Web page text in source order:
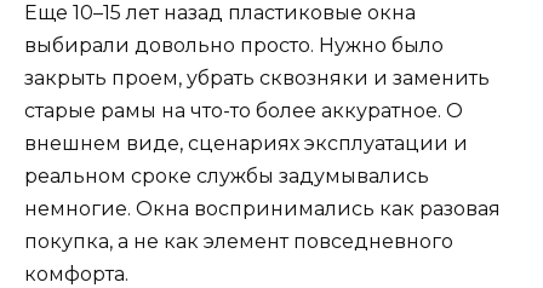
Еще 10–15 лет назад пластиковые окна
выбирали довольно просто. Нужно было
закрыть проем, убрать сквозняки и заменить
старые рамы на что-то более аккуратное. О
внешнем виде, сценариях эксплуатации и
реальном сроке службы задумывались
немногие. Окна воспринимались как разовая
покупка, а не как элемент повседневного
комфорта.